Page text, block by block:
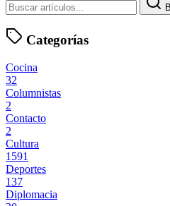
Categorías
Cocina
32
Columnistas
2
Contacto
2
Cultura
1591
Deportes
137
Diplomacia